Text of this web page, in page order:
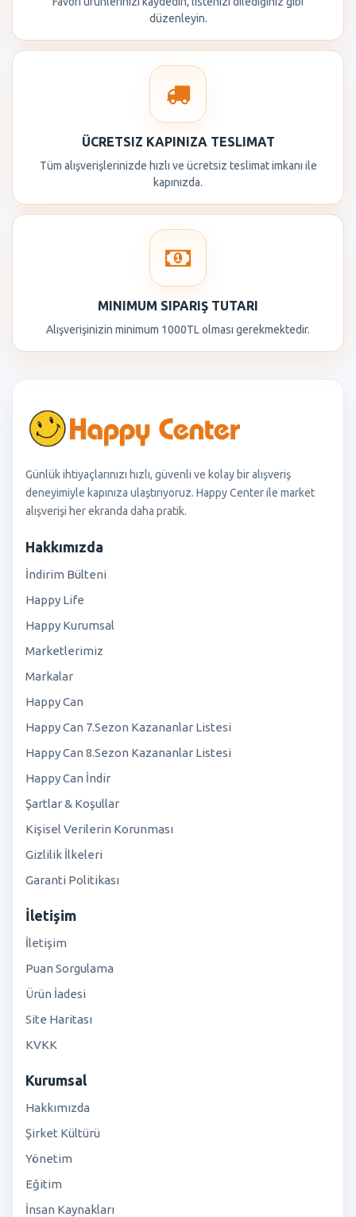
düzenleyin.
ÜCRETSIZ KAPINIZA TESLIMAT
Tüm alışverişlerinizde hızlı ve ücretsiz teslimat imkanı ile
kapınızda.
MINIMUM SIPARIŞ TUTARI
Alışverişinizin minimum 1000TL olması gerekmektedir.
Günlük ihtiyaçlarınızı hızlı, güvenli ve kolay bir alışveriş
deneyimiyle kapınıza ulaştırıyoruz. Happy Center ile market
alışverişi her ekranda daha pratik.
Hakkımızda
İndirim Bülteni
Happy Life
Happy Kurumsal
Marketlerimiz
Markalar
Happy Can
Happy Can 7.Sezon Kazananlar Listesi
Happy Can 8.Sezon Kazananlar Listesi
Happy Can İndir
Şartlar & Koşullar
Kişisel Verilerin Korunması
Gizlilik İlkeleri
Garanti Politikası
İletişim
İletişim
Puan Sorgulama
Ürün İadesi
Site Haritası
KVKK
Kurumsal
Hakkımızda
Şirket Kültürü
Yönetim
Eğitim
İnsan Kaynakları